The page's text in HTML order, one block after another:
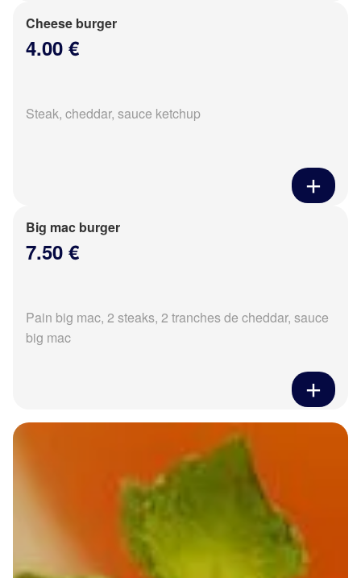
Cheese burger
4.00 €
Steak, cheddar, sauce ketchup
Big mac burger
7.50 €
Pain big mac, 2 steaks, 2 tranches de cheddar, sauce
big mac